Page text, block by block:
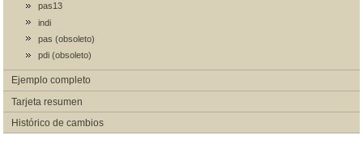
pas13
indi
pas (obsoleto)
pdi (obsoleto)
Ejemplo completo
Tarjeta resumen
Histórico de cambios